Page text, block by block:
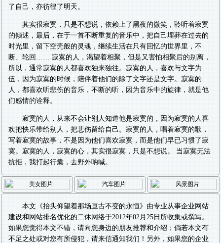
了自己，亦彷徨了明天。
其实很寂寞，只是不想说，依赖上了黑夜的微笑，聆听着寂寞
的倾述，最后，在于一首不断重复的音乐中，把自己埋葬在过去的
时光里，留下空壳般的灵魂，继续生活在只有回忆的世界里，不
断、轮回…… 寂寞的人，渴望着相聚，但是又害怕相聚后的别离，
所以，通常寂寞的人都喜欢独来独往。寂寞的人，喜欢与文字为
伍，因为寂寞的时候，陪伴着他们的除了文字还是文字。寂寞的
人，都喜欢听悲伤的音乐，不断的听，因为音乐中的旋律，就是他
们感情的诠释。
寂寞的人，从来不会让别人知道他是寂寞的，因为寂寞的人喜
欢把快乐带给别人，把悲伤留给自己。寂寞的人，唱着寂寞的歌，
写着寂寞的故事，不是因为他们喜欢寂寞，而是他们早已习惯了寂
寞。寂寞的人，寂寞的心，其实很寂寞，只是不想说。 当寂寞无法
抗拒，我打起行囊，去野外呐喊。
本文《抬头仰望着那场亘古不变的永恒》由专业从事企业网站
建设和 网站排名优化的二休网络于2012年02月25日所收集或撰写。
如果您觉得本文不错，请向您身边的朋友推荐和介绍；倘若本文有
不足之处或对您有所侵犯，请来信通知我们！另外，如果您的企业